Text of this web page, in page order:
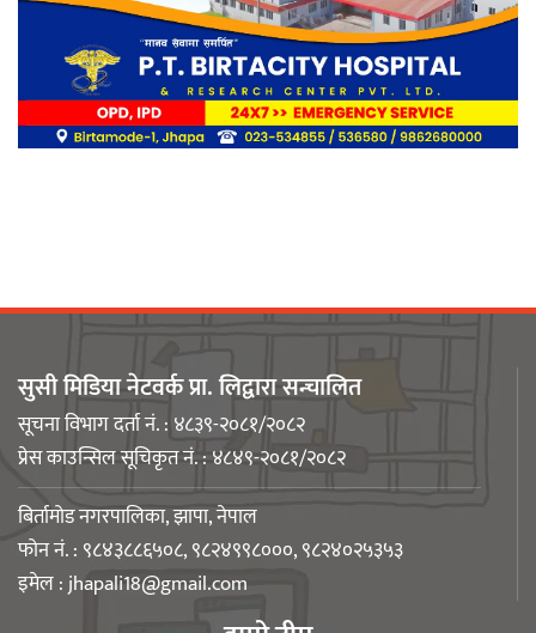
बिर्तामोडका वैज्ञानिक डा. मिशाल पोखरेल
जर्मनीको बायोमेडमा आबद्ध
मिजास पोखरेल
बिर्तामोड स्मार्ट लेडीद्धारा सामुदायिक
कुकुरलाई खानासहित स्वैच्छिक आँखादान
अभियान शुरु
सुसी मिडिया नेटवर्क प्रा. लिद्वारा सन्चालित
सूचना विभाग दर्ता नं. : ४८३९-२०८१/२०८२
प्रेस काउन्सिल सूचिकृत नं. : ४८४९-२०८१/२०८२
बिर्तामोड नगरपालिका, झापा, नेपाल
फोन नं. : ९८४३८८६५०८, ९८२४९९८०००, ९८२४०२५३५३
इमेल :jhapali18@gmail.com